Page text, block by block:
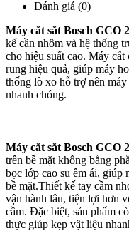
Đánh giá (0)
Máy cắt sắt Bosch GCO
kế cần nhôm và hệ thống
cho hiệu suất cao. Máy
rung hiệu quả, giúp máy
thống lò xo hỗ trợ nên máy
nhanh chóng.
Máy cắt sắt Bosch GCO
trên bề mặt không bằng
bọc lớp cao su êm ái, giúp
bề mặt.Thiết kế tay cầm
vận hành lâu, tiện lợi hơn
cầm. Đặc biệt, sản phẩm
thực giúp kẹp vật liệu